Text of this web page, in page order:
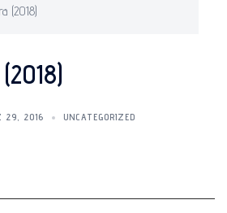
(2018)
29, 2016 UNCATEGORIZED